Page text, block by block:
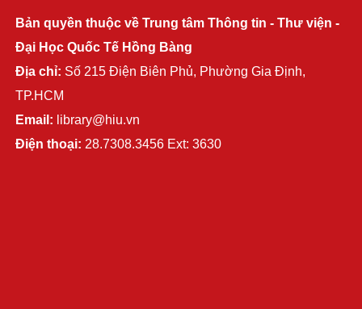
Bản quyền thuộc về Trung tâm Thông tin - Thư viện -
Đại Học Quốc Tế Hồng Bàng
Địa chỉ: Số 215 Điện Biên Phủ, Phường Gia Định,
TP.HCM
Email: library@hiu.vn
Điện thoại: 28.7308.3456 Ext: 3630